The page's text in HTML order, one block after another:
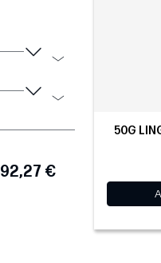
€
50G